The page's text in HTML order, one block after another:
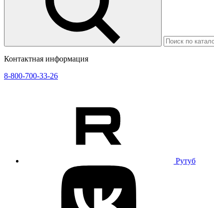
Контактная информация
8-800-700-33-26
Рутуб